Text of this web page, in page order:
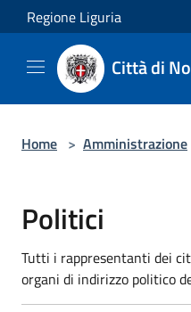
Salta al contenuto principale
Regione Liguria
Città di
Home > Amministrazione
Politici
Tutti i rappresentanti dei
organi di indirizzo politico